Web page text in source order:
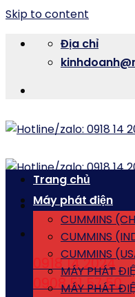
Skip to content
Địa chỉ
0918 14 2024
0908 51 57 50
Trang chủ
Máy phát điện
CUMMINS
CUMMINS
CUMMINS
MÁY PHÁT
MÁY PHÁT